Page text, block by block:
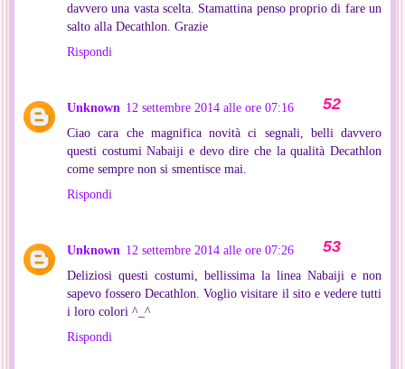
davvero una vasta scelta. Stamattina penso proprio di fare un
salto alla Decathlon. Grazie
Rispondi
Unknown 12 settembre 2014 alle ore 07:16
Ciao cara che magnifica novità ci segnali, belli davvero
questi costumi Nabaiji e devo dire che la qualità Decathlon
come sempre non si smentisce mai.
Rispondi
Unknown 12 settembre 2014 alle ore 07:26
Deliziosi questi costumi, bellissima la linea Nabaiji e non
sapevo fossero Decathlon. Voglio visitare il sito e vedere tutti
i loro colori ^_^
Rispondi